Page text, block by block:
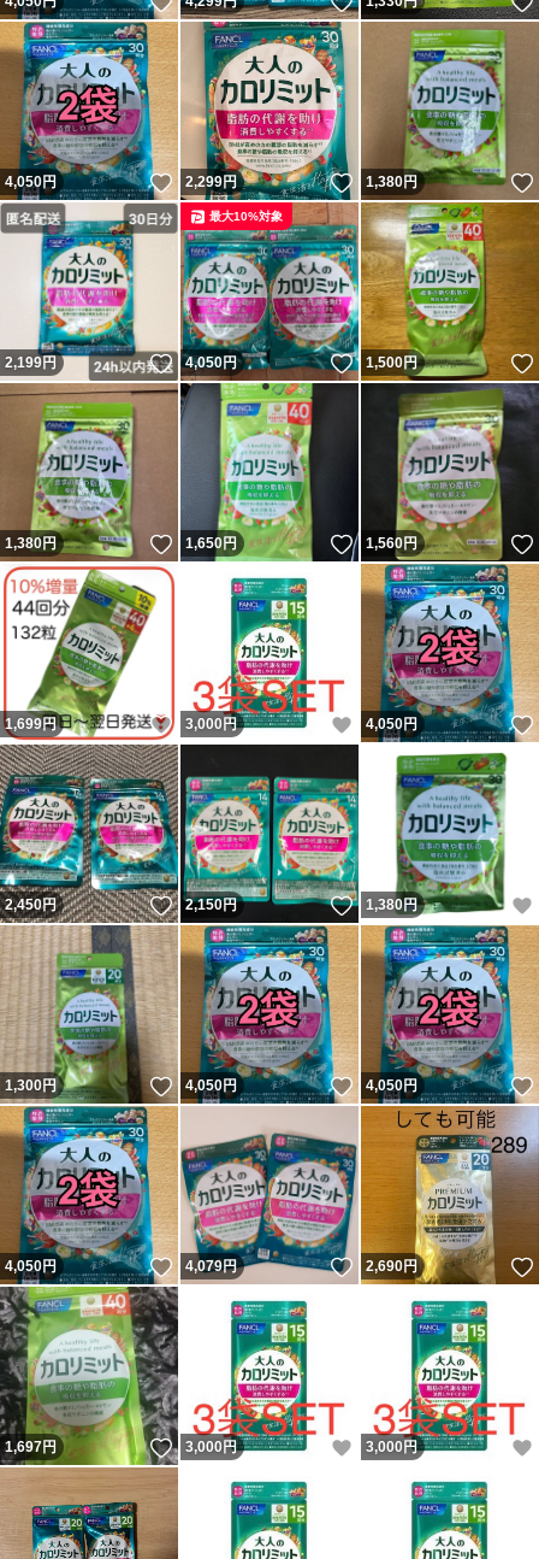
4,050円 いいね！
2,299円 いいね！
1,380円
2,199円 いいね！
4,050円 いいね！
最大10%対象
1,500円
1,380円 いいね！
1,650円 いいね！
1,560円
1,699円 いいね！
3,000 円 いいね！
4,050円
2,450円 いいね！
2,150円 いいね！
1,380円
1,300円 いいね！
4,050円 いいね！
4,050円
4,050円 いいね！
4,079円 いいね！
2,690円
1,697円 いいね！
3,000 円 いいね！
3,000 円